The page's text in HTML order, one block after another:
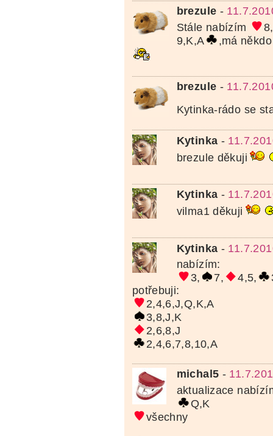
brezule -
Stále nabízím
9,K,A
,má
brezule -
Kytinka-rádo se
Kytinka -
brezule děkuji
Kytinka -
vilma1 děkuji
Kytinka -
nabízím:
3,
7, 4,5,
potřebuji:
2,4,6,J,Q,K,A
3,8,J,K
2,6,8,J
2,4,6,7,8,10,A
michal5 -
aktualizace
Q,K
všechny